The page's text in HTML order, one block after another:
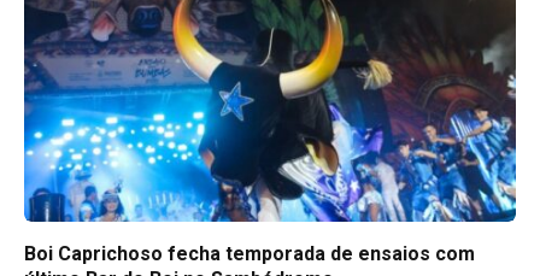
Boi Caprichoso fecha temporada de ensaios com